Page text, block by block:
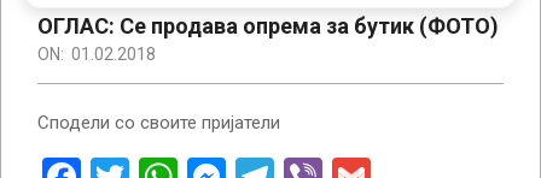
ОГЛАС: Се продава опрема за бутик (ФОТО)
ON: 01.02.2018
Сподели со своите пријатели